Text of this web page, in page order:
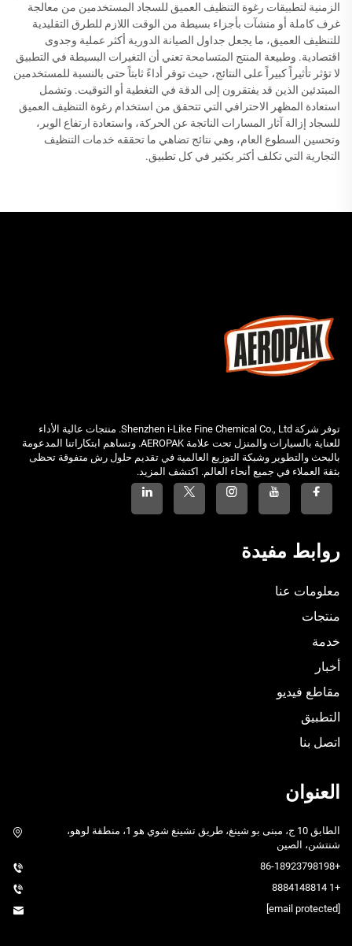
الزمنية لتطبيقات رغوة التنظيف العميق للسجاد المستخدمين من معالجة
غرف كاملة أو منشآت بأجزاء بسيطة من الوقت اللازم للطرق التقليدية
للتنظيف العميق، ما يجعل جداول الصيانة الدورية أكثر عملية وجدوى
اقتصادية. وطبيعة المنتج المتسامحة تعني أن التغيرات البسيطة في التطبيق
لا تؤثر تأثيراً كبيراً على النتائج، حيث توفر أداءً ثابتاً حتى بالنسبة للمستخدمين
المبتدئين الذين قد يفتقرون إلى الدقة في التغطية أو التوقيت. وتشمل
استعادة المظهر الاحترافي التي تتحقق من استخدام رغوة التنظيف العميق
للسجاد إزالة آثار المسارات الناتجة عن الحركة، واستعادة ارتفاع الوبر،
وتحسين السطوع العام، وهي نتائج تضاهي ما تحققه خدمات التنظيف
التجارية التي تكلف أكثر بكثير في كل تطبيق.
توفر شركة Shenzhen i-Like Fine Chemical Co., Ltd. منتجات عالية الأداء
للعناية بالسيارات والمنزل تحت علامة AEROPAK. وتساهم ابتكاراتنا المدعومة
بالبحث والتطوير وشبكة التوزيع العالمية في تقديم حلول رش متفوقة تحظى
بثقة العملاء في جميع أنحاء العالم. اكتشف المزيد.
روابط مفيدة
معلومات عنا
منتجات
خدمة
أخبار
مقاطع فيديو
التطبيق
اتصل بنا
العنوان
الطابق 10 ج، مبنى بو شينغ، طريق تشينغ شوي هو 1، منطقة لوهو،
شنتشن، الصين
+86-18923798198
+1 8884148814